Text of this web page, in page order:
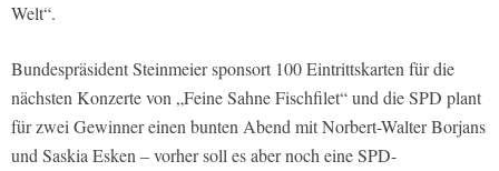
Welt“.
Bundespräsident Steinmeier sponsort 100 Eintrittskarten für die
nächsten Konzerte von „Feine Sahne Fischfilet“ und die SPD plant
für zwei Gewinner einen bunten Abend mit Norbert-Walter Borjans
und Saskia Esken – vorher soll es aber noch eine SPD-